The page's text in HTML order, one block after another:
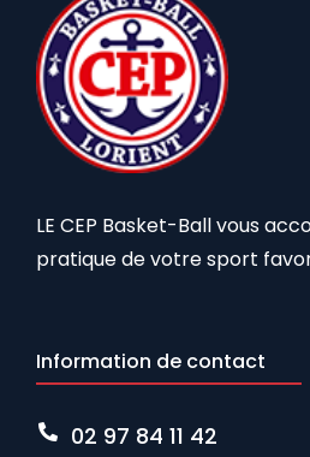
LE CEP Basket-Ball vous
pratique de votre sport
Information de contact
02 97 84 11 42